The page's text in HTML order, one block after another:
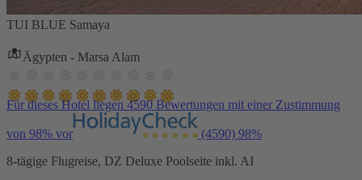
TUI BLUE Samaya
Ägypten - Marsa Alam
Für dieses Hotel liegen 4590 Bewertungen mit einer Zustimmung
von 98% vor (4590) 98%
8-tägige Flugreise, DZ Deluxe Poolseite inkl. AI